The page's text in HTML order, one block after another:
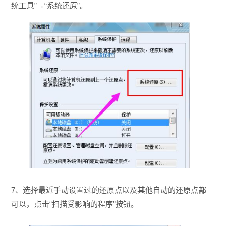
统工具”→“系统还原”。
7、选择最近手动设置过的还原点以及其他自动的还原点都
可以，点击“扫描受影响的程序”按钮。